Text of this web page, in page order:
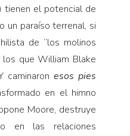
tienen el potencial de
un paraíso terrenal, si
de “los molinos
los que William Blake
caminaronesos pies
en el himno
Moore, destruye
en las relaciones